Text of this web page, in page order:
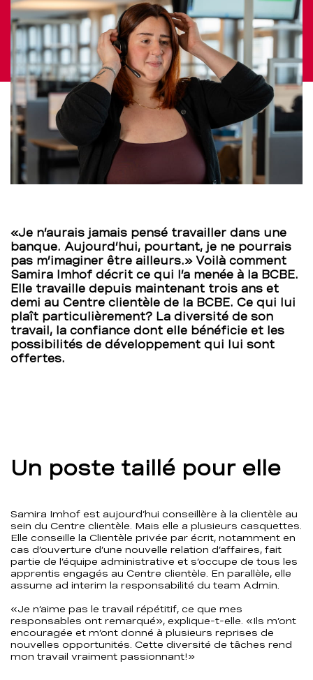
d’avenir
–
BCBE
«Je n’aurais jamais pensé travailler dans une
banque. Aujourd’hui, pourtant, je ne pourrais
pas m’imaginer être ailleurs.» Voilà comment
Samira Imhof décrit ce qui l’a menée à la BCBE.
Elle travaille depuis maintenant trois ans et
demi au Centre clientèle de la BCBE. Ce qui lui
plaît particulièrement? La diversité de son
travail, la confiance dont elle bénéficie et les
possibilités de développement qui lui sont
offertes.
Un poste taillé pour elle
Samira Imhof est aujourd’hui conseillère à la clientèle au
sein du Centre clientèle. Mais elle a plusieurs casquettes.
Elle conseille la Clientèle privée par écrit, notamment en
cas d’ouverture d’une nouvelle relation d’affaires, fait
partie de l’équipe administrative et s’occupe de tous les
apprentis engagés au Centre clientèle. En parallèle, elle
assume ad interim la responsabilité du team Admin.
«Je n’aime pas le travail répétitif, ce que mes
responsables ont remarqué», explique-t-elle. «Ils m’ont
encouragée et m’ont donné à plusieurs reprises de
nouvelles opportunités. Cette diversité de tâches rend
mon travail vraiment passionnant!»